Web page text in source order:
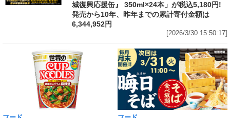
城復興応援缶』 350ml×24本」が税込5,180円!
発売から10年、昨年までの累計寄付金額は
6,344,952円
[2026/3/30 15:50:17]